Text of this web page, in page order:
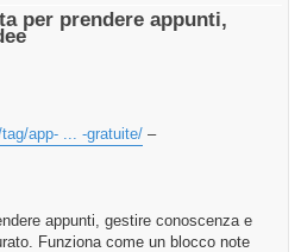
per prendere appunti,
app- ... -gratuite/ –
appunti, gestire conoscenza e
Funziona come un blocco note